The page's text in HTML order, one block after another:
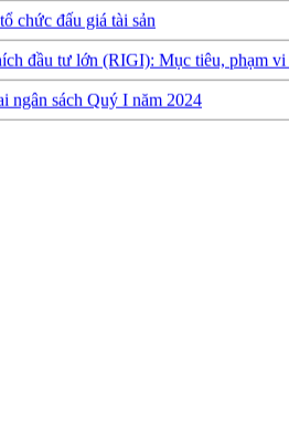
đầu tư lớn (RIGI): Mục tiêu, phạm vi
ngân sách Quý I năm 2024
định quy định về việc thành lập,
toán NSNN Quý 4 và cả năm 2022